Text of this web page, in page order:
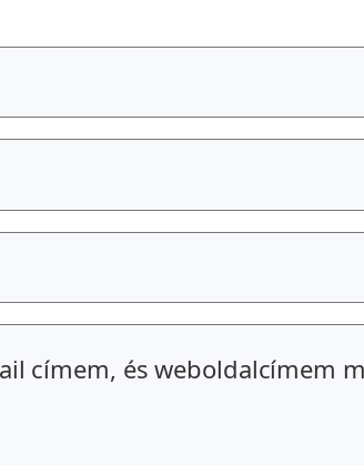
címem, és weboldalcímem